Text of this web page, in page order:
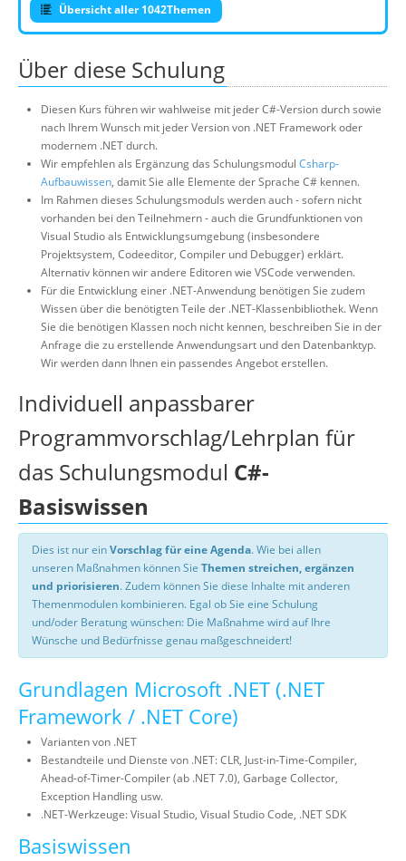
Übersicht aller 1042Themen
Über diese Schulung
Diesen Kurs führen wir wahlweise mit jeder C#-Version durch sowie
nach Ihrem Wunsch mit jeder Version von .NET Framework oder
modernem .NET durch.
Wir empfehlen als Ergänzung das Schulungsmodul Csharp-
Aufbauwissen, damit Sie alle Elemente der Sprache C# kennen.
Im Rahmen dieses Schulungsmoduls werden auch - sofern nicht
vorhanden bei den Teilnehmern - auch die Grundfunktionen von
Visual Studio als Entwicklungsumgebung (insbesondere
Projektsystem, Codeeditor, Compiler und Debugger) erklärt.
Alternativ können wir andere Editoren wie VSCode verwenden.
Für die Entwicklung einer .NET-Anwendung benötigen Sie zudem
Wissen über die benötigten Teile der .NET-Klassenbibliothek. Wenn
Sie die benötigen Klassen noch nicht kennen, beschreiben Sie in der
Anfrage die zu erstellende Anwendungsart und den Datenbanktyp.
Wir werden dann Ihnen ein passendes Angebot erstellen.
Individuell anpassbarer
Programmvorschlag/Lehrplan für
das Schulungsmodul C#-
Basiswissen
Dies ist nur einVorschlag für eine Agenda. Wie bei allen
unseren Maßnahmen können Sie Themen streichen, ergänzen
und priorisieren. Zudem können Sie diese Inhalte mit anderen
Themenmodulen kombinieren. Egal ob Sie eine Schulung
und/oder Beratung wünschen: Die Maßnahme wird auf Ihre
Wünsche und Bedürfnisse genau maßgeschneidert!
Grundlagen Microsoft .NET (.NET
Framework / .NET Core)
Varianten von .NET
Bestandteile und Dienste von .NET: CLR, Just-in-Time-Compiler,
Ahead-of-Timer-Compiler (ab .NET 7.0), Garbage Collector,
Exception Handling usw.
.NET-Werkzeuge: Visual Studio, Visual Studio Code, .NET SDK
Basiswissen